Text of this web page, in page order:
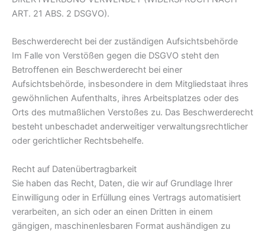
ART. 21 ABS. 2 DSGVO).
Beschwerde­recht bei der zuständigen Aufsichts­behörde
Im Falle von Verstößen gegen die DSGVO steht den
Betroffenen ein Beschwerderecht bei einer
Aufsichtsbehörde, insbesondere in dem Mitgliedstaat ihres
gewöhnlichen Aufenthalts, ihres Arbeitsplatzes oder des
Orts des mutmaßlichen Verstoßes zu. Das Beschwerderecht
besteht unbeschadet anderweitiger verwaltungsrechtlicher
oder gerichtlicher Rechtsbehelfe.
Recht auf Daten­übertrag­barkeit
Sie haben das Recht, Daten, die wir auf Grundlage Ihrer
Einwilligung oder in Erfüllung eines Vertrags automatisiert
verarbeiten, an sich oder an einen Dritten in einem
gängigen, maschinenlesbaren Format aushändigen zu